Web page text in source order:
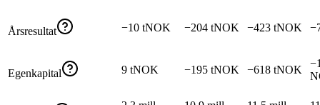
Årsresultat −10 tNOK −204 tNOK −423 tNOK
Egenkapital 9 tNOK −195 tNOK −618 tNOK